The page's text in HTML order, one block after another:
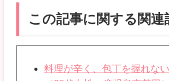
この記事に関する関連
料理が辛く、包丁を握れな